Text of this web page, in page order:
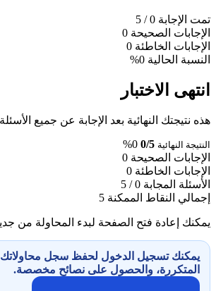
تمت الإجابة 0
/ 5
الإجابات الصحيحة 0
الإجابات الخاطئة 0
النسبة الحالية 0%
انتهى الاختبار
هذه نتيجتك النهائية بعد الإجابة عن جميع الأسئلة.
النتيجة النهائية 0/5
0%
الإجابات الصحيحة 0
الإجابات الخاطئة 0
الأسئلة المجابة 0 / 5
إجمالي النقاط الممكنة 5
يمكنك إعادة فتح الصفحة لبدء المحاولة من
يمكنك تسجيل الدخول لحفظ سجل
المتكررة، والحصول على نصائح مخصصة.